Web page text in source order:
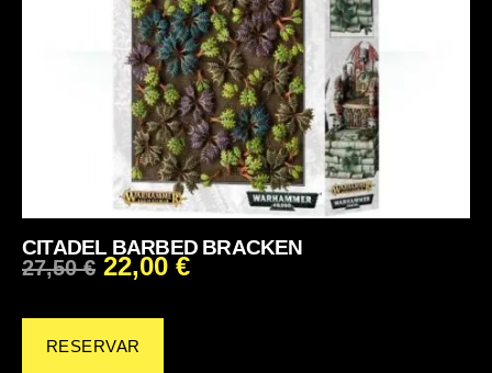
CITADEL BARBED BRACKEN
27,50€ 22,00 €
RESERVAR